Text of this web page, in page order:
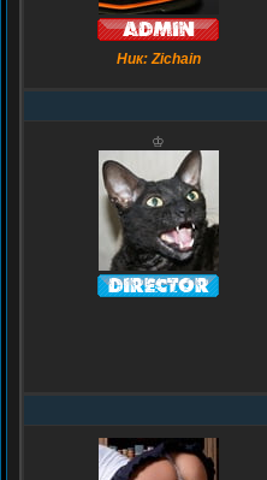
Ник: Zichain
♔